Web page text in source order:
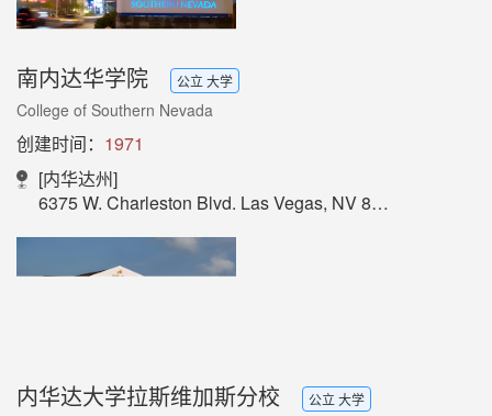
南内达华学院 公立 大学
College of Southern Nevada
创建时间： 1971
[内华达州]
6375 W. Charleston Blvd. Las Vegas, NV 89146-1164
内华达大学拉斯维加斯分校 公立 大学